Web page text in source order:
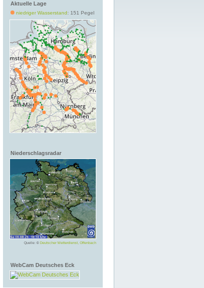
Aktuelle Lage
niedriger Wasserstand: 151 Pegel
Niederschlagsradar
Quelle: © Deutscher Wetterdienst, Offenbach
WebCam Deutsches Eck